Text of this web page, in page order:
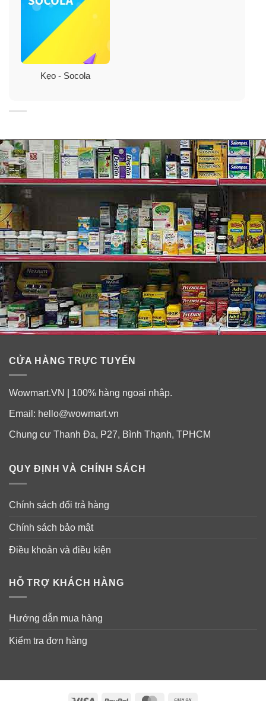
Thành phần socola kem bọc socola sữa
Hershey’s Hugs Chocolate
Kẹo - Socola
CỬA HÀNG TRỰC TUYẾN
Wowmart.VN | 100% hàng ngoại nhập.
Email: hello@wowmart.vn
Chung cư Thanh Đa, P27, Bình Thạnh, TPHCM
QUY ĐỊNH VÀ CHÍNH SÁCH
Chính sách đổi trả hàng
Chính sách bảo mật
Điều khoản và điều kiện
HỖ TRỢ KHÁCH HÀNG
Hướng dẫn mua hàng
Kiểm tra đơn hàng